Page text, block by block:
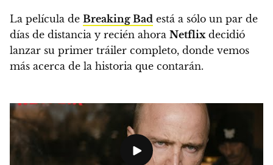
La película de Breaking Bad está a sólo un par de
días de distancia y recién ahora Netflix decidió
lanzar su primer tráiler completo, donde vemos
más acerca de la historia que contarán.